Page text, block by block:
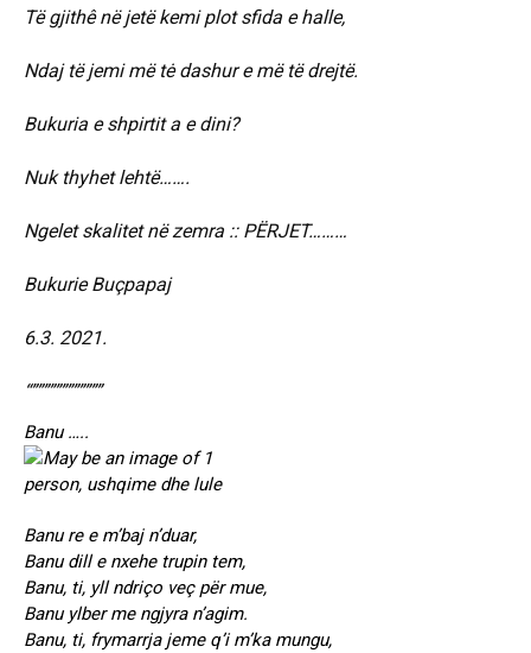
Të gjithê në jetë kemi plot sfida e halle,
Ndaj të jemi më tė dashur e më të drejtë.
Bukuria e shpirtit a e dini?
Nuk thyhet lehtë…….
Ngelet skalitet në zemra :: PËRJET………
Bukurie Buçpapaj
6.3. 2021.
“””””””””””””
Banu …..
Banu re e m’baj n’duar,
Banu dill e nxehe trupin tem,
Banu, ti, yll ndriço veç për mue,
Banu ylber me ngjyra n’agim.
Banu, ti, frymarrja jeme q’i m’ka mungu,